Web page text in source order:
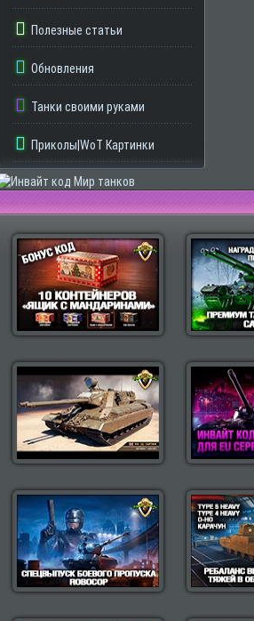
Полезные статьи
Обновления
Танки своими руками
Приколы|WoT Картинки
Популярные моды Wot